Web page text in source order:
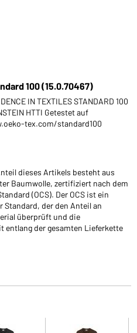
100 (15.0.70467)
IN TEXTILES STANDARD 100
HTTI Getestet auf
tex.com/standard100
dieses Artikels besteht aus
Baumwolle, zertifiziert nach dem
(OCS). Der OCS ist ein
Standard, der den Anteil an
überprüft und die
entlang der gesamten Lieferkette